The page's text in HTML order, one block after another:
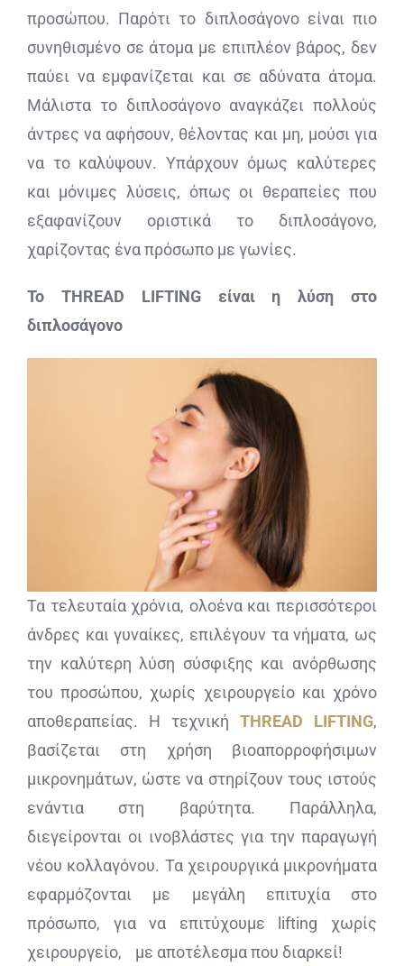
προσώπου. Παρότι το διπλοσάγονο είναι πιο
συνηθισμένο σε άτομα με επιπλέον βάρος, δεν
παύει να εμφανίζεται και σε αδύνατα άτομα.
Μάλιστα το διπλοσάγονο αναγκάζει πολλούς
άντρες να αφήσουν, θέλοντας και μη, μούσι για
να το καλύψουν. Υπάρχουν όμως καλύτερες
και μόνιμες λύσεις, όπως οι θεραπείες που
εξαφανίζουν οριστικά το διπλοσάγονο,
χαρίζοντας ένα πρόσωπο με γωνίες.
Το THREAD LIFTING είναι η λύση στο
διπλοσάγονο
Τα τελευταία χρόνια, ολοένα και περισσότεροι
άνδρες και γυναίκες, επιλέγουν τα νήματα, ως
την καλύτερη λύση σύσφιξης και ανόρθωσης
του προσώπου, χωρίς χειρουργείο και χρόνο
αποθεραπείας. Η τεχνικήTHREAD LIFTING,
βασίζεται στη χρήση βιοαπορροφήσιμων
μικρονημάτων, ώστε να στηρίζουν τους ιστούς
ενάντια στη βαρύτητα. Παράλληλα,
διεγείρονται οι ινοβλάστες για την παραγωγή
νέου κολλαγόνου. Τα χειρουργικά μικρονήματα
εφαρμόζονται με μεγάλη επιτυχία στο
πρόσωπο, για να επιτύχουμε lifting χωρίς
χειρουργείο, με αποτέλεσμα που διαρκεί!